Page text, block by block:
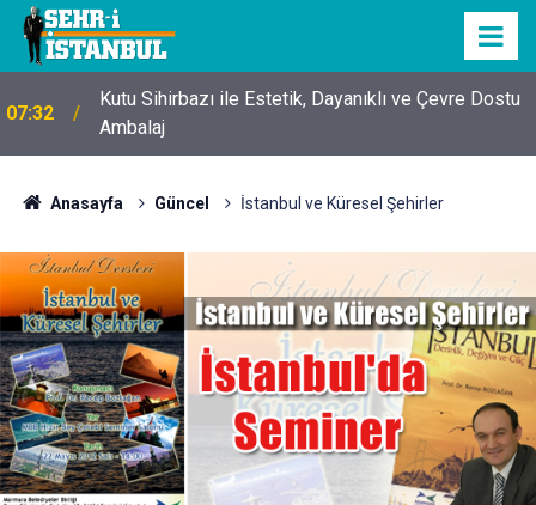
07:32
Kutu Sihirbazı ile Estetik, Dayanıklı ve Çevre Dostu
Ambalaj
Anasayfa Güncel İstanbul ve Küresel Şehirler